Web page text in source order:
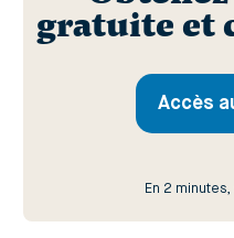
gratuite et
Accès
En 2